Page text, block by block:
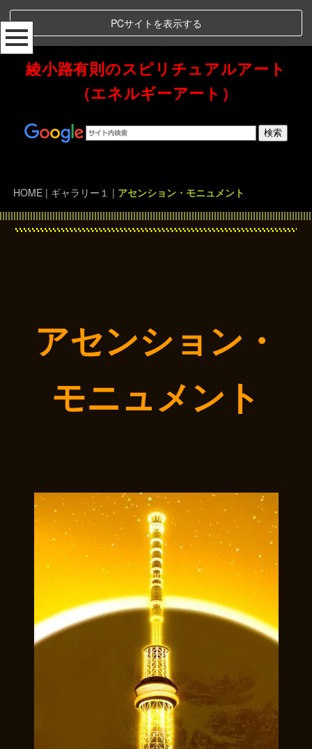
PCサイトを表示する
綾小路有則のスピリチュアルアート
（エネルギーアート）
HOME | ギャラリー１ | アセンション・モニュメント
アセンション・
モニュメント